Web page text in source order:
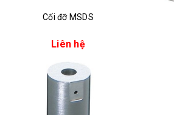
Cối đỡ MSDS
Liên hệ